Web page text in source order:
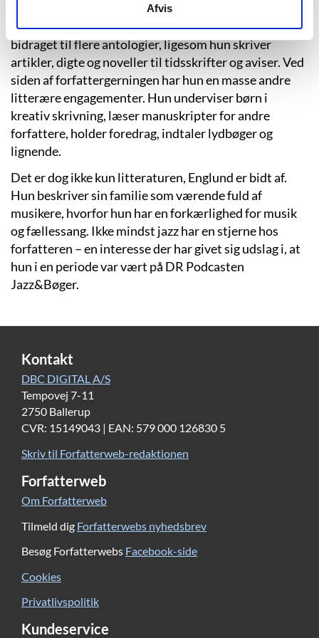
Afvis
Siden debuten har hun udgivet syv romaner og
bidraget til flere antologier, ligesom hun skriver
artikler, digte og noveller til tidsskrifter og aviser. Ved
siden af forfattergerningen har hun en masse andre
litterære engagementer. Hun underviser børn i
kreativ skrivning, læser manuskripter for andre
forfattere, holder foredrag, indtaler lydbøger og
lignende.
Det er dog ikke kun litteraturen, Englund er bidt af.
Hun beskriver sin familie som værende fuld af
musikere, hvorfor hun har en forkærlighed for musik
og fællessang. Ikke mindst jazz har en stjerne hos
forfatteren – en interesse der har givet sig udslag i, at
hun i en periode var vært på DR Podcasten
Jazz&Bøger.
Kontakt
DBC DIGITAL A/S
Tempovej 7-11
2750 Ballerup
CVR: 15149043 | EAN: 579 000 126830 5
Skriv til Forfatterweb-redaktionen
Forfatterweb
Om Forfatterweb
Tilmeld dig Forfatterwebs nyhedsbrev
Besøg Forfatterwebs Facebook-side
Cookies
Privatlivspolitik
Kundeservice